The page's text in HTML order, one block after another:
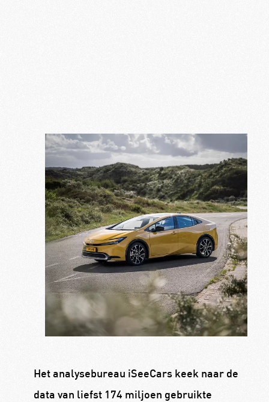
Het analysebureau iSeeCars keek naar de
data van liefst 174 miljoen gebruikte